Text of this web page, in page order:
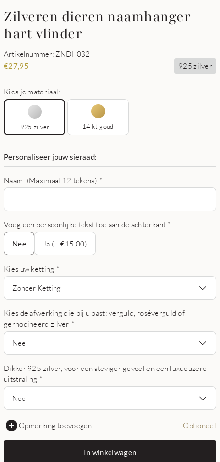
Zilveren dieren naamhanger
hart vlinder
Artikelnummer: ZNDH032
€27,95 925 zilver
Kies je materiaal:
925 zilver 14 kt goud
Personaliseer jouw sieraad:
Naam: (Maximaal 12 tekens) *
Voeg een persoonlijke tekst toe aan de achterkant *
Nee
Nee
Ja (+ €15,00)
Kies uw ketting *
Zonder Ketting
Kies de afwerking die bij u past: verguld, roséverguld of
gerhodineerd zilver *
Nee
Dikker 925 zilver, voor een steviger gevoel en een luxueuzere
uitstraling *
Nee
Opmerking toevoegen Optioneel
In winkelwagen